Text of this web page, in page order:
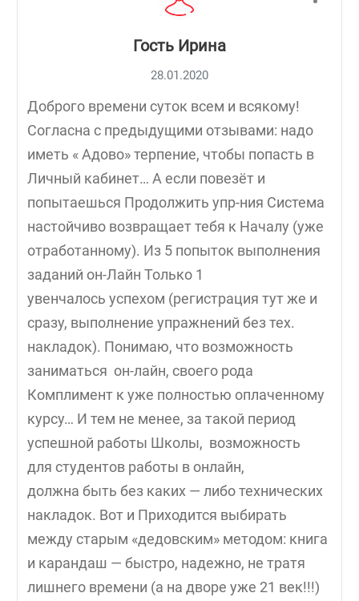
Гость Ирина
28.01.2020
Доброго времени суток всем и всякому!
Согласна с предыдущими отзывами: надо
иметь « Адово» терпение, чтобы попасть в
Личный кабинет… А если повезёт и
попытаешься Продолжить упр-ния Система
настойчиво возвращает тебя к Началу (уже
отработанному). Из 5 попыток выполнения
заданий он-Лайн Только 1
увенчалось успехом (регистрация тут же и
сразу, выполнение упражнений без тех.
накладок). Понимаю, что возможность
заниматься он-лайн, своего рода
Комплимент к уже полностью оплаченному
курсу… И тем не менее, за такой период
успешной работы Школы, возможность
для студентов работы в онлайн,
должна быть без каких — либо технических
накладок. Вот и Приходится выбирать
между старым «дедовским» методом: книга
и карандаш — быстро, надежно, не тратя
лишнего времени (а на дворе уже 21 век!!!)